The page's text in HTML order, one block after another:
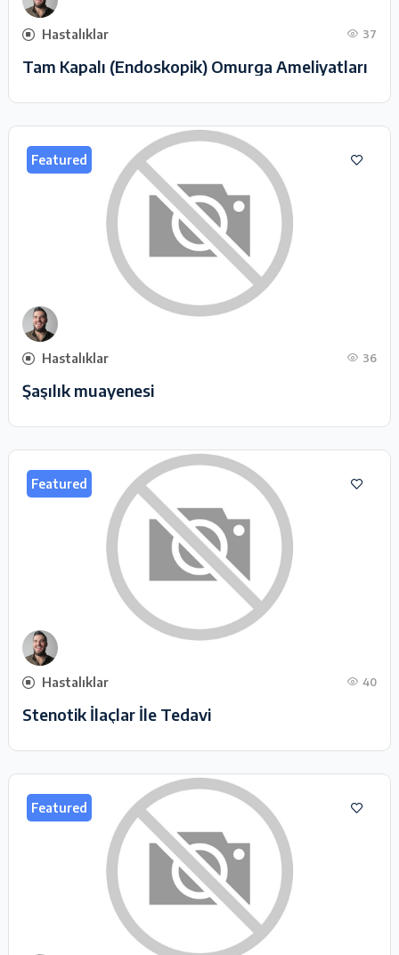
Hastalıklar 37
Tam Kapalı (Endoskopik) Omurga Ameliyatları
Featured
Hastalıklar 36
Şaşılık muayenesi
Featured
Hastalıklar 40
Stenotik İlaçlar İle Tedavi
Featured